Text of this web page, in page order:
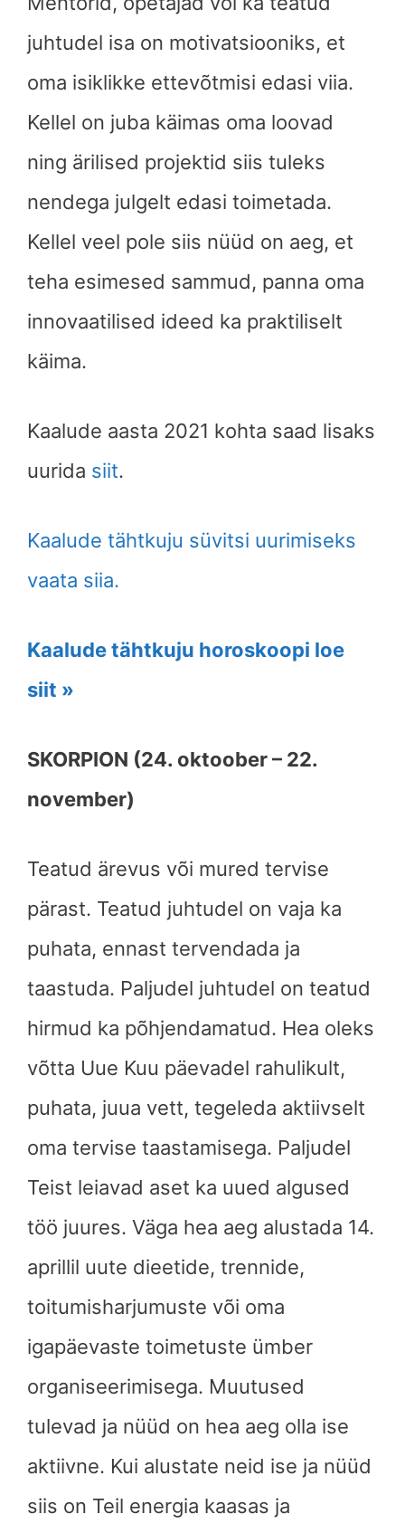
juhtudel isa on motivatsiooniks, et
oma isiklikke ettevõtmisi edasi viia.
Kellel on juba käimas oma loovad
ning ärilised projektid siis tuleks
nendega julgelt edasi toimetada.
Kellel veel pole siis nüüd on aeg, et
teha esimesed sammud, panna oma
innovaatilised ideed ka praktiliselt
käima.
Kaalude aasta 2021 kohta saad lisaks
uurida siit.
Kaalude tähtkuju süvitsi uurimiseks
vaata siia.
Kaalude tähtkuju horoskoopi loe
siit »
SKORPION (24. oktoober – 22.
november)
Teatud ärevus või mured tervise
pärast. Teatud juhtudel on vaja ka
puhata, ennast tervendada ja
taastuda. Paljudel juhtudel on teatud
hirmud ka põhjendamatud. Hea oleks
võtta Uue Kuu päevadel rahulikult,
puhata, juua vett, tegeleda aktiivselt
oma tervise taastamisega. Paljudel
Teist leiavad aset ka uued algused
töö juures. Väga hea aeg alustada 14.
aprillil uute dieetide, trennide,
toitumisharjumuste või oma
igapäevaste toimetuste ümber
organiseerimisega. Muutused
tulevad ja nüüd on hea aeg olla ise
aktiivne. Kui alustate neid ise ja nüüd
siis on Teil energia kaasas ja